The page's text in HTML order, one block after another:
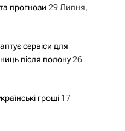
прогнози 29 Липня,
сервіси для
після полону 26
гроші 17